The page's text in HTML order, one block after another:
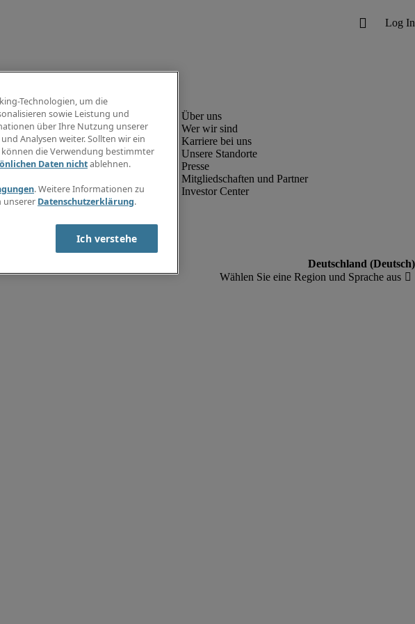
Wer wir sind
Karriere bei uns
Unsere Standorte
Presse
Mitgliedschaften und Partner
Investor Center
Technologien, um die
sowie Leistung und
über Ihre Nutzung unserer
Analysen weiter. Sollten wir ein
die Verwendung bestimmter
Daten nichtablehnen.
. Weitere Informationen zu
unserer Datenschutzerklärung.
Ich verstehe